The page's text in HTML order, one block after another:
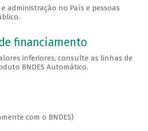
administração no País e pessoas
financiamento
inferiores, consulte as linhas de
BNDES Automático.
com o BNDES)